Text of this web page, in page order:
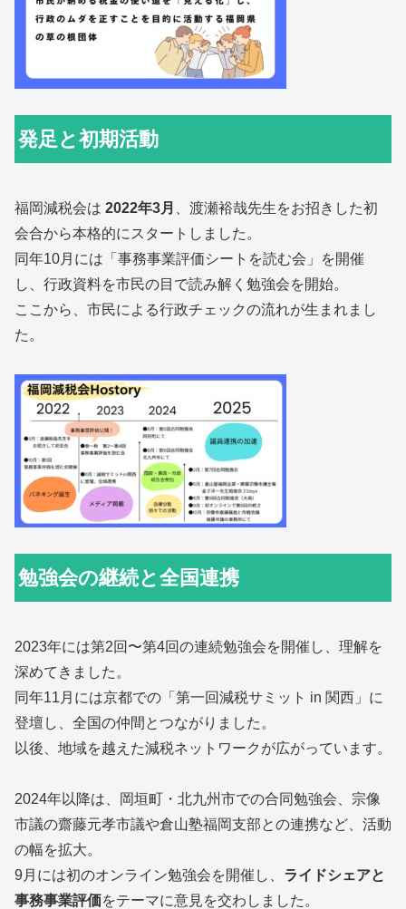
発足と初期活動
福岡減税会は 2022年3月
、渡瀬裕哉先生をお招きした初
会合から本格的にスタートしました。
同年10月には「事務事業評価シートを読む会」を開催
し、行政資料を市民の目で読み解く勉強会を開始。
ここから、市民による行政チェックの流れが生まれまし
た。
勉強会の継続と全国連携
2023年には第2回〜第4回の連続勉強会を開催し、理解を
深めてきました。
同年11月には京都での「第一回減税サミット in 関西」に
登壇し、全国の仲間とつながりました。
以後、地域を越えた減税ネットワークが広がっています。
2024年以降は、岡垣町・北九州市での合同勉強会、宗像
市議の齋藤元孝市議や倉山塾福岡支部との連携など、活動
の幅を拡大。
9月には初のオンライン勉強会を開催し、 ライドシェアと
事務事業評価をテーマに意見を交わしました。